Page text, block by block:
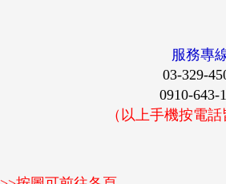
服務專
03-329-
0910-643-
（以上手機按電話